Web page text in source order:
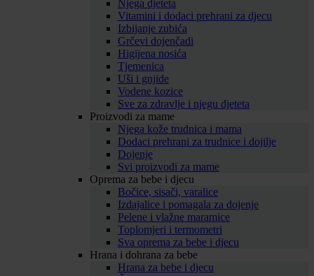
Njega djeteta
Vitamini i dodaci prehrani za djecu
Izbijanje zubića
Grčevi dojenčadi
Higijena nosića
Tjemenica
Uši i gnjide
Vodene kozice
Sve za zdravlje i njegu djeteta
Proizvodi za mame
Njega kože trudnica i mama
Dodaci prehrani za trudnice i dojilje
Dojenje
Svi proizvodi za mame
Oprema za bebe i djecu
Bočice, sisači, varalice
Izdajalice i pomagala za dojenje
Pelene i vlažne maramice
Toplomjeri i termometri
Sva oprema za bebe i djecu
Hrana i dohrana za bebe
Hrana za bebe i djecu